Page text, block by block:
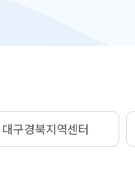
대구경북지역센터